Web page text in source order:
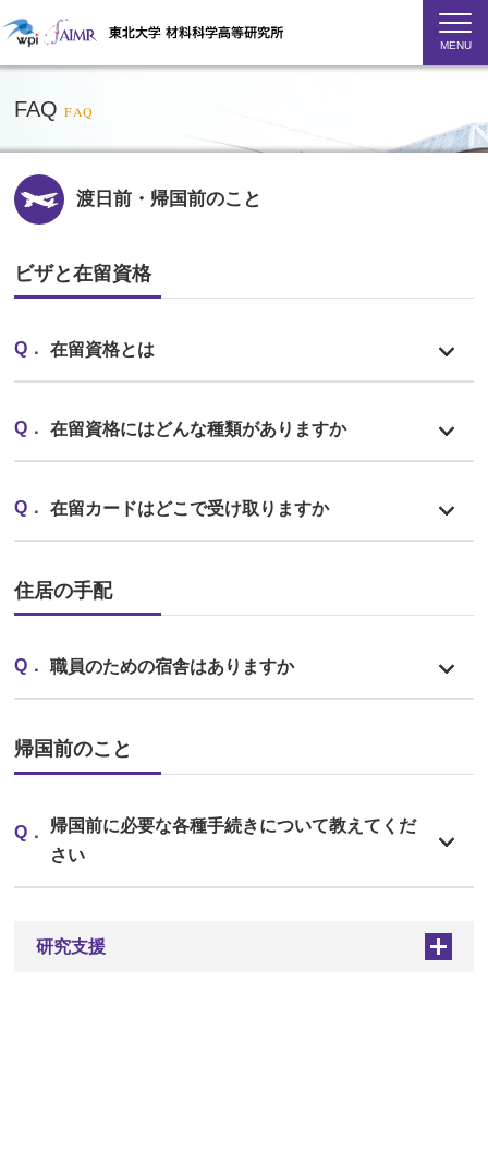
MENU
FAQFAQ
渡日前・帰国前のこと
ビザと在留資格
在留資格とは
在留資格にはどんな種類がありますか
在留カードはどこで受け取りますか
住居の手配
職員のための宿舎はありますか
帰国前のこと
帰国前に必要な各種手続きについて教えてくだ
さい
研究支援 +